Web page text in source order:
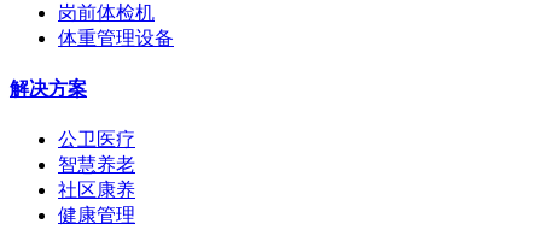
岗前体检机
体重管理设备
解决方案
公卫医疗
智慧养老
社区康养
健康管理